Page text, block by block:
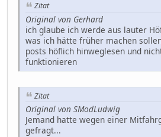
Zitat
Original von Gerhard
ich glaube ich werde aus lauter
was ich hätte früher machen
posts höflich hinweglesen und
funktionieren
Zitat
Original von SModLudwig
Jemand hatte wegen einer
gefragt...